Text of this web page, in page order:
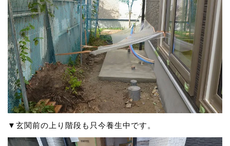
▼玄関前の上り階段も只今養生中です。